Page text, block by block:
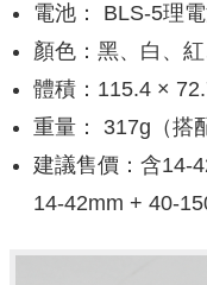
電池： BLS-5理
顏色：黑、白、
體積：115.4 ×
重量： 317g（搭
建議售價：含14-
14-42mm + 40-